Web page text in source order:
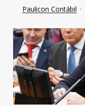
Paulicon Contábil